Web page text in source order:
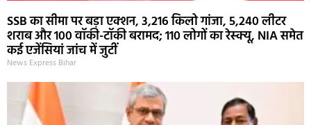
SSB का सीमा पर बड़ा एक्शन, 3,216 किलो गांजा, 5,240 लीटर
शराब और 100 वॉकी-टॉकी बरामद; 110 लोगों का रेस्क्यू, NIA समेत
कई एजेंसियां जांच में जुटीं
News Express Bihar